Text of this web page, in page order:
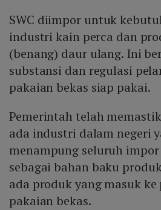
SWC diimpor untuk
industri kain perca dan
(benang) daur ulang. Ini
substansi dan regulasi
pakaian bekas siap pakai.
Pemerintah telah
ada industri dalam negeri
menampung seluruh impor
sebagai bahan baku
ada produk yang masuk ke
pakaian bekas.